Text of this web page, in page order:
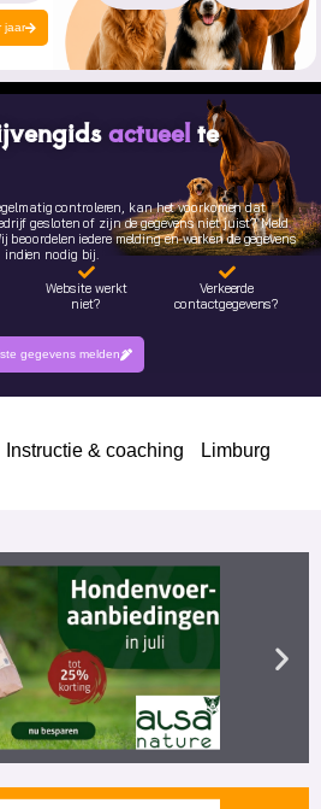
jaar
actueelte
controleren, kan het voorkomen dat
gesloten of zijn de gegevens niet juist? Meld
iedere melding en werken de gegevens
indien nodig bij.
Website werkt
niet?
Verkeerde
contactgegevens?
gegevens melden
Instructie & coaching
Limburg